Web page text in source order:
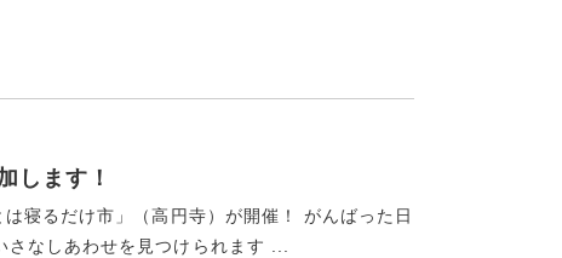
します！
寝るだけ市」（高円寺）が開催！ がんばった日
さなしあわせを見つけられます ...